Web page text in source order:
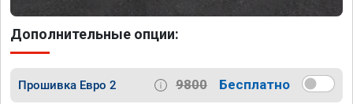
Дополнительные опции:
Прошивка Евро 2 9800 Бесплатно